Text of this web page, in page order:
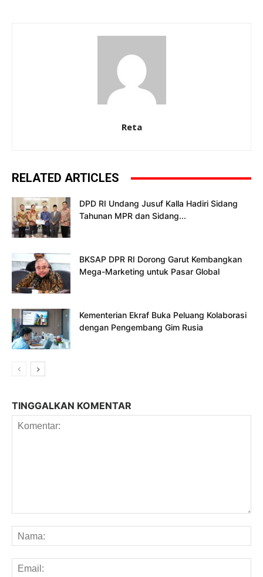
Reta
RELATED ARTICLES
DPD RI Undang Jusuf Kalla Hadiri Sidang
Tahunan MPR dan Sidang...
BKSAP DPR RI Dorong Garut Kembangkan
Mega-Marketing untuk Pasar Global
Kementerian Ekraf Buka Peluang Kolaborasi
dengan Pengembang Gim Rusia
TINGGALKAN KOMENTAR